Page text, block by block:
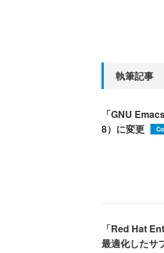
執筆記事
「GNU
8）に変更
「Red Hat
最適化したサ